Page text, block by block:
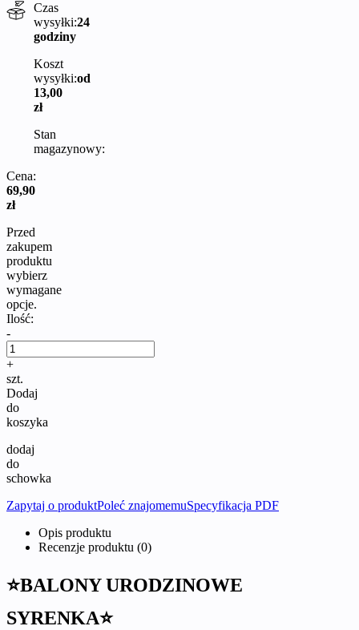
Czas
wysyłki:24
godziny
Koszt
wysyłki:od
13,00
zł
Stan
magazynowy:
Cena:
69,90
zł
Przed
zakupem
produktu
wybierz
wymagane
opcje.
Ilość:
-
+
szt.
Dodaj
do
koszyka
dodaj
do
schowka
Zapytaj o produktPoleć znajomemuSpecyfikacja PDF
Opis produktu
Recenzje produktu (0)
⭐BALONY URODZINOWE
SYRENKA⭐